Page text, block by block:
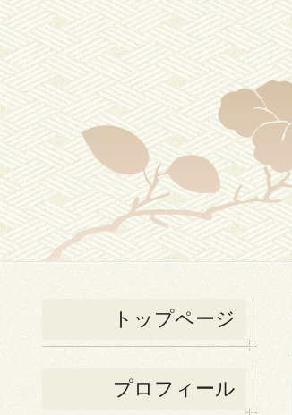
トップページ
プロフィール